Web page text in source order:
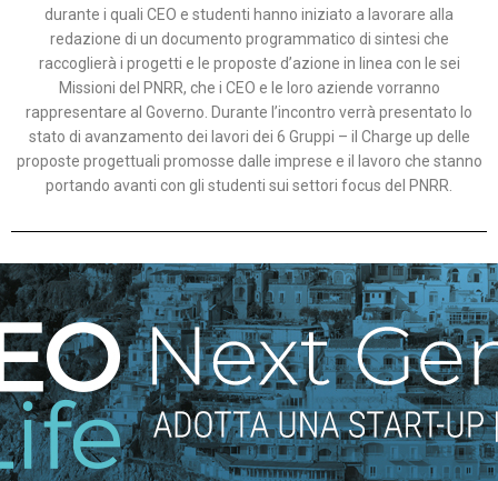
durante i quali CEO e studenti hanno iniziato a lavorare alla
redazione di un documento programmatico di sintesi che
raccoglierà i progetti e le proposte d’azione in linea con le sei
Missioni del PNRR, che i CEO e le loro aziende vorranno
rappresentare al Governo. Durante l’incontro verrà presentato lo
stato di avanzamento dei lavori dei 6 Gruppi – il Charge up delle
proposte progettuali promosse dalle imprese e il lavoro che stanno
portando avanti con gli studenti sui settori focus del PNRR.